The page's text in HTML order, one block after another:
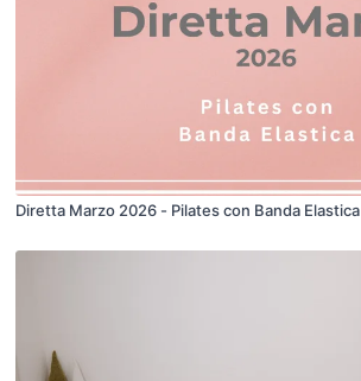
Diretta Marzo 2026 - Pilates con Banda Elastica